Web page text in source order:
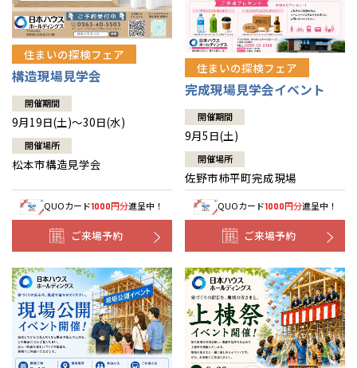
住まいの探検フェア
構造現場見学会
開催期間
9月19日(土)～30日(水)
開催場所
松本市構造見学会
QUOカード1000円分進呈中！
ご来場予約
住まいの探検フェア
完成現場見学会イベント
開催期間
9月5日(土)
開催場所
佐野市柿平町完成現場
QUOカード1000円分進呈中！
ご来場予約